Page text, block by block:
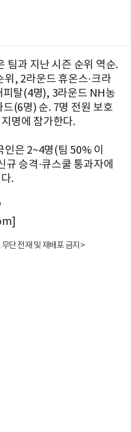
팀과 지난 시즌 순위 역순.
, 2라운드 휴온스·크라
피탈(4명), 3라운드 NH농
(6명) 순. 7명 전원 보호
명에 참가한다.
은 2~4명(팀 50% 이
규 승격·큐스쿨 통과자에
.
단 전재 및 재배포 금지>